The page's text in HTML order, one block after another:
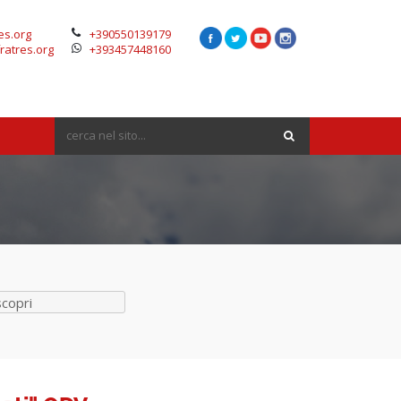
+390550139179
+393457448160